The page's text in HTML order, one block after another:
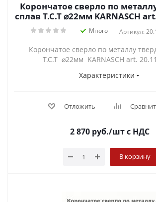
Корончатое сверло по
сплав Т.С.Т ⌀22мм
Много Артикул:
Корончатое сверло по металлу
Т.С.Т ⌀22мм KARNASCH art.
Характеристики
Отложить
2 870руб./штс НДС
В корзину